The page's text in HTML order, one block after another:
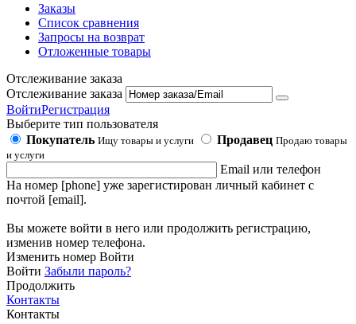
Заказы
Список сравнения
Запросы на возврат
Отложенные товары
Отслеживание заказа
Отслеживание заказа
ВойтиРегистрация
Выберите тип пользователя
Покупатель Ищу товары и услуги Продавец Продаю товары
и услуги
Email или телефон
На номер [phone] уже зарегистирован личный кабинет с
почтой [email].
Вы можете войти в него или продолжить регистрацию,
изменив номер телефона.
Изменить номер Войти
Войти Забыли пароль?
Продолжить
Контакты
Контакты